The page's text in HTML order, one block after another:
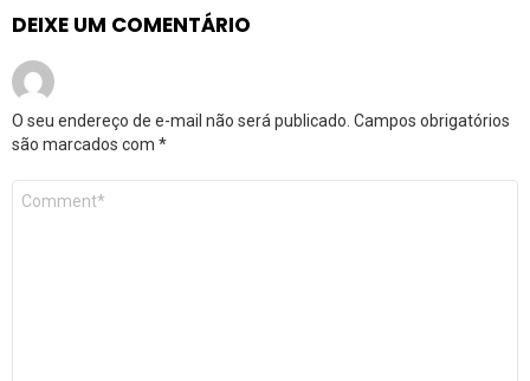
DEIXE UM COMENTÁRIO
O seu endereço de e-mail não será publicado. Campos obrigatórios
são marcados com *
Comentário